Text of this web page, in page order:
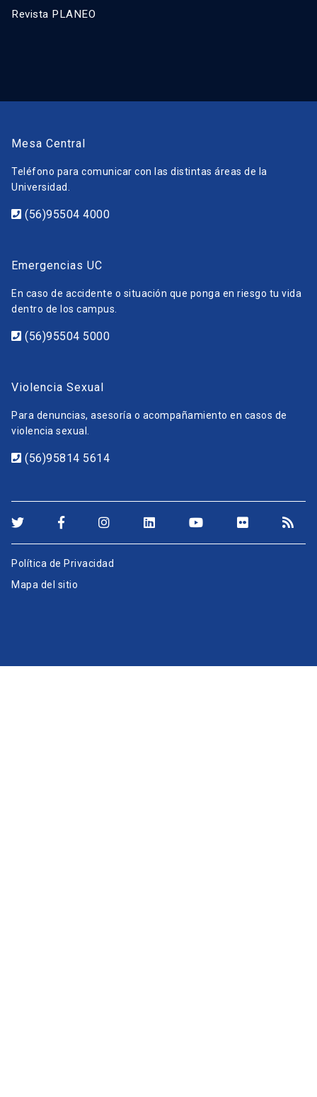
Revista PLANEO
Mesa Central
Teléfono para comunicar con las distintas áreas de la
Universidad.
(56)95504 4000
Emergencias UC
En caso de accidente o situación que ponga en riesgo tu vida
dentro de los campus.
(56)95504 5000
Violencia Sexual
Para denuncias, asesoría o acompañamiento en casos de
violencia sexual.
(56)95814 5614
Política de Privacidad
Mapa del sitio